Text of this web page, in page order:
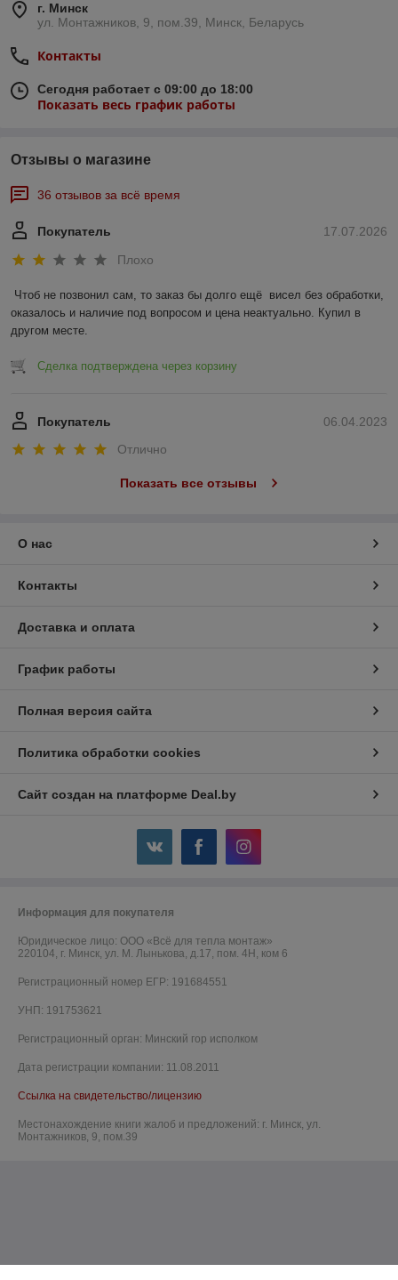
г. Минск
ул. Монтажников, 9, пом.39, Минск, Беларусь
Контакты
Сегодня работает с 09:00 до 18:00
Показать весь график работы
Отзывы о магазине
36 отзывов за всё время
17.07.2026
Покупатель
Плохо
Чтоб не позвонил сам, то заказ бы долго ещё  висел без обработки,
оказалось и наличие под вопросом и цена неактуально. Купил в
другом месте.
Сделка подтверждена через корзину
06.04.2023
Покупатель
Отлично
Показать все отзывы
О нас
Контакты
Доставка и оплата
График работы
Полная версия сайта
Политика обработки cookies
Сайт создан на платформе Deal.by
Информация для покупателя
Юридическое лицо: ООО «Всё для тепла монтаж»
220104, г. Минск, ул. М. Лынькова, д.17, пом. 4Н, ком 6
Регистрационный номер ЕГР: 191684551
УНП: 191753621
Регистрационный орган: Минский гор исполком
Дата регистрации компании: 11.08.2011
Ссылка на свидетельство/лицензию
Местонахождение книги жалоб и предложений: г. Минск, ул.
Монтажников, 9, пом.39